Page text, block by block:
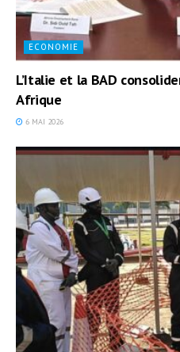
ECONOMIE
L’Italie et la BAD
Afrique
6 MAI 2026